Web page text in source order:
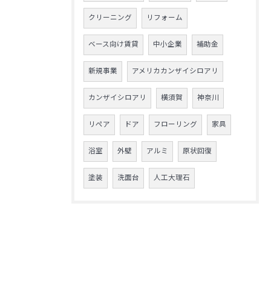
クリーニング リフォーム
ベース向け賃貸 中小企業 補助金
新規事業 アメリカカンザイシロアリ
カンザイシロアリ 横須賀 神奈川
リペア ドア フローリング 家具
浴室 外壁 アルミ 原状回復
塗装 洗面台 人工大理石